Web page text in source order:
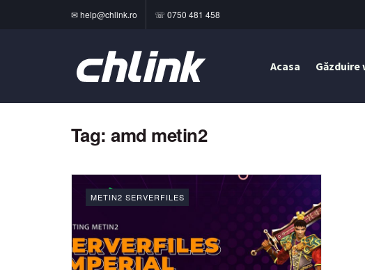
✉ help@chlink.ro ☏ 0750 481 458
Acasa Găzduire
Tag:amd metin2
METIN2 SERVERFILES